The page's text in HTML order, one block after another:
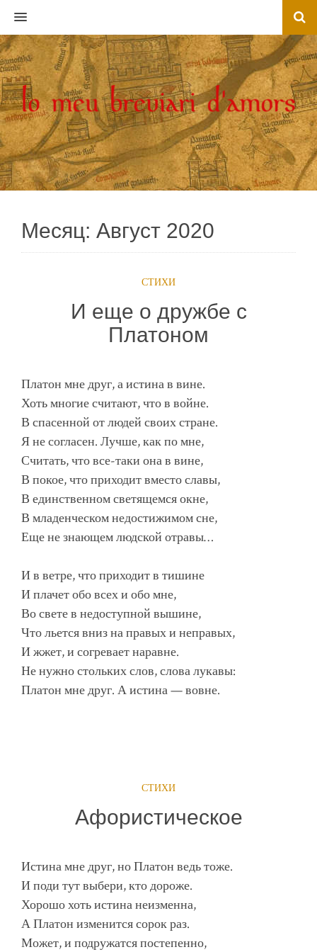
MENU
Месяц: Август 2020
СТИХИ
И еще о дружбе с
Платоном
Платон мне друг, а истина в вине.
Хоть многие считают, что в войне.
В спасенной от людей своих стране.
Я не согласен. Лучше, как по мне,
Считать, что все-таки она в вине,
В покое, что приходит вместо славы,
В единственном светящемся окне,
В младенческом недостижимом сне,
Еще не знающем людской отравы…
И в ветре, что приходит в тишине
И плачет обо всех и обо мне,
Во свете в недоступной вышине,
Что льется вниз на правых и неправых,
И жжет, и согревает наравне.
Не нужно стольких слов, слова лукавы:
Платон мне друг. А истина — вовне.
СТИХИ
Афористическое
Истина мне друг, но Платон ведь тоже.
И поди тут выбери, кто дороже.
Хорошо хоть истина неизменна,
А Платон изменится сорок раз.
Может, и подружатся постепенно,